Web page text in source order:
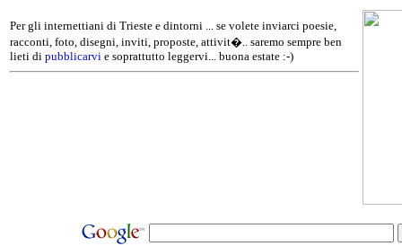
Per gli internettiani di Trieste e dintorni ... se volete inviarci poesie,
racconti, foto, disegni, inviti, proposte, attivit�.. saremo sempre ben
lieti di pubblicarvi e soprattutto leggervi... buona estate :-)